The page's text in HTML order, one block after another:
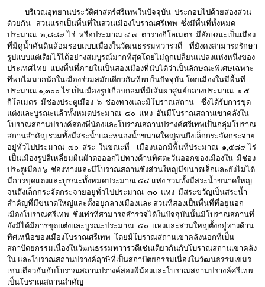
บริเวณอุทยานประวัติศาสตร์ศรีเทพในปัจจุบัน ประกอบไปด้วยสองส่วน
ด้วยกัน ส่วนแรกเป็นพื้นที่ในส่วนเมืองโบราณศรีเทพ ซึ่งมีพื้นที่ทั้งหมด
ประมาณ ๒,๘๘๙ ไร่ หรือประมาณ ๔.๗ ตารางกิโลเมตร มีลักษณะเป็นเมือง
ที่มีคูน้ำคันดินล้อมรอบแบบเมืองในวัฒนธรรมทวารวดี ที่ยังคงสามารถรักษา
รูปแบบแต่เดิมไว้ได้อย่างสมบูรณ์มากที่สุดโดยไม่ถูกเปลี่ยนแปลงแห่งหนึ่งของ
ประเทศไทย แบ่งพื้นที่ภายในเป็นสองเมืองที่นับได้ว่าเป็นลักษณะพิเศษเฉพาะ
ที่พบไม่มากนักในเมืองร่วมสมัยเดียวกันที่พบในปัจจุบัน โดยเมืองในมีพื้นที่
ประมาณ ๑,๓๐๐ ไร่ เป็นเมืองรูปเกือบกลมที่มีเส้นผ่าศูนย์กลางประมาณ ๑.๕
กิโลเมตร มีช่องประตูเมือง ๖ ช่องทางและมีโบราณสถาน ซึ่งได้รับการขุด
แต่งและบูรณะแล้วทั้งหมดประมาณ ๔๐ แห่ง อันมีโบราณสถานเขาคลังใน
โบราณสถานปรางค์สองพี่น้องและโบราณสถานปรางค์ศรีเทพเป็นกลุ่มโบราณ
สถานสำคัญ รวมทั้งมีสระน้ำและหนองน้ำขนาดใหญ่จนถึงเล็กกระจัดกระจาย
อยู่ทั่วไปประมาณ ๗๐ สระ ในขณะที่ เมืองนอกมีพื้นที่ประมาณ ๑,๕๘๙ ไร่
เป็นเมืองรูปสี่เหลี่ยมผืนผ้าต่อออกไปทางด้านทิศตะวันออกของเมืองใน มีช่อง
ประตูเมือง ๖ ช่องทางและมีโบราณสถานซึ่งส่วนใหญ่มีขนาดเล็กและยังไม่ได้
มีการขุดแต่งและบูรณะทั้งหมดประมาณ ๕๔ แห่ง รวมทั้งมีสระน้ำขนาดใหญ่
จนถึงเล็กกระจัดกระจายอยู่ทั่วไปประมาณ ๓๐ แห่ง มีสระขวัญเป็นสระน้ำ
สำคัญที่มีขนาดใหญ่และตั้งอยู่กลางเมืองและ ส่วนที่สองเป็นพื้นที่ที่อยู่นอก
เมืองโบราณศรีเทพ ซึ่งเท่าที่สามารถสำรวจได้ในปัจจุบันนั้นมีโบราณสถานที่
ยังมิได้มีการขุดแต่งและบูรณะประมาณ ๕๐ แห่งและส่วนใหญ่ตั้งอยู่ทางด้าน
ทิศเหนือของเมืองโบราณศรีเทพ โดยมีโบราณสถานเขาคลังนอกที่เป็น
สถาปัตยกรรมเนื่องในวัฒนธรรมทวารวดีเช่นเดียวกันกับโบราณสถานเขาคลัง
ใน และโบราณสถานปรางค์ฤาษีที่เป็นสถาปัตยกรรมเนื่องในวัฒนธรรมเขมร
เช่นเดียวกันกับโบราณสถานปรางค์สองพี่น้องและโบราณสถานปรางค์ศรีเทพ
เป็นโบราณสถานสำคัญ